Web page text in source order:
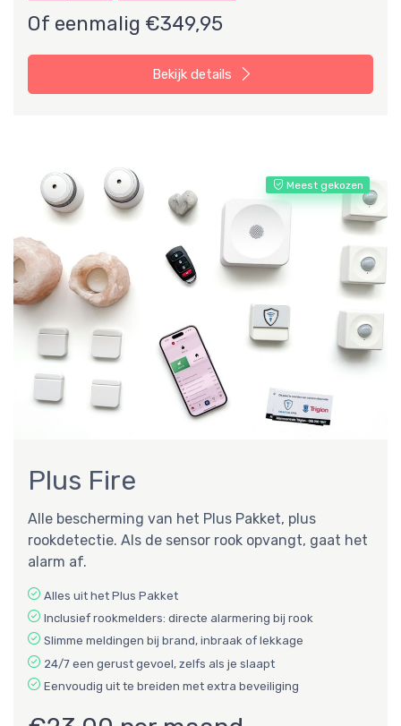
Of eenmalig €349,95
Bekijk details
Meest gekozen
Plus Fire
Alle bescherming van het Plus Pakket, plus
rookdetectie. Als de sensor rook opvangt, gaat het
alarm af.
Alles uit het Plus Pakket
Inclusief rookmelders: directe alarmering bij rook
Slimme meldingen bij brand, inbraak of lekkage
24/7 een gerust gevoel, zelfs als je slaapt
Eenvoudig uit te breiden met extra beveiliging